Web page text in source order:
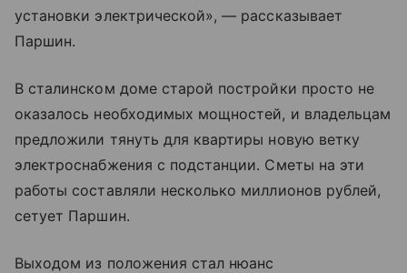
установки электрической», — рассказывает
Паршин.
В сталинском доме старой постройки просто не
оказалось необходимых мощностей, и владельцам
предложили тянуть для квартиры новую ветку
электроснабжения с подстанции. Cметы на эти
работы составляли несколько миллионов рублей,
сетует Паршин.
Выходом из положения стал нюанс